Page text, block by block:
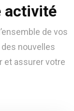
activité
de vos
nouvelles
et assurer votre